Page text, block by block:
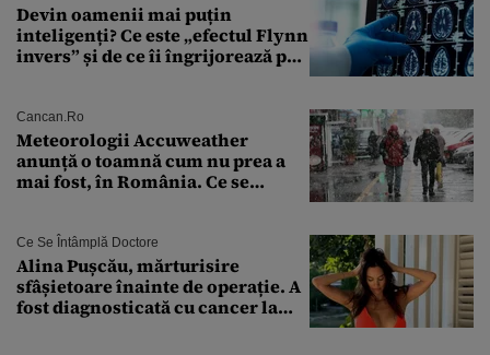
Devin oamenii mai puțin
inteligenți? Ce este „efectul Flynn
invers” și de ce îi îngrijorează pe
Cancan.ro
Meteorologii Accuweather
anunță o toamnă cum nu prea a
mai fost, în România. Ce se
București. Pe ce dată ninge
Ce Se Întâmplă Doctore
Alina Pușcău, mărturisire
sfâșietoare înainte de operație. A
fost diagnosticată cu cancer la